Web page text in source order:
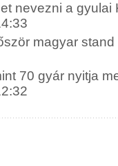
nevezni a
magyar
70 gyár nyitja